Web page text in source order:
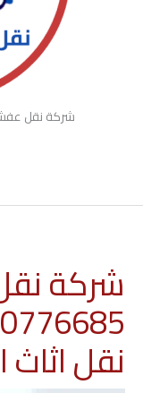
شركة نقل
شركة
نقل